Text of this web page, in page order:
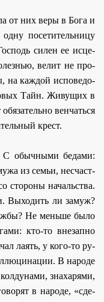
от них ве­ры в Бо­га и
по­се­ти­тель­ни­цу
си­лен ее ис­це­
ве­лит не про­
на каж­дой ис­по­ве­до­
Тайн. Жи­ву­щих в
вен­чать­ся
крест.
обыч­ны­ми бе­да­ми:
из се­мьи, несчаст­
сто­ро­ны на­чаль­ства.
Вы­хо­дить ли за­муж?
Не мень­ше бы­ло
кто-то вне­зап­но
ла­ять, у ко­го-то ру­
В на­ро­де
зна­ха­ря­ми,
в на­ро­де, «сде­